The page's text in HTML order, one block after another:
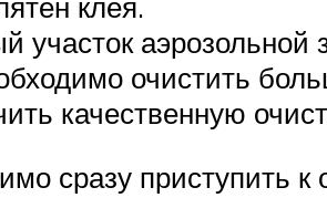
участок
очистить
качественную
сразу приступить